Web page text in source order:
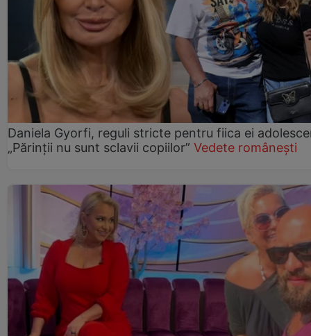
Daniela Gyorfi, reguli stricte pentru fiica ei
„Părinții nu sunt sclavii copiilor” Vedete românești